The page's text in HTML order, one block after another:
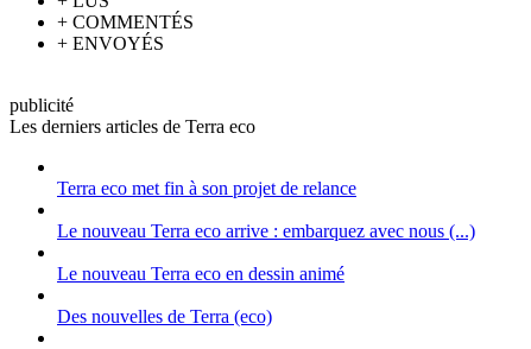
+ COMMENTÉS
+ ENVOYÉS
publicité
Les derniers articles de Terra eco
Terra eco met fin à son projet de relance
Le nouveau Terra eco arrive : embarquez avec nous (...)
Le nouveau Terra eco en dessin animé
Des nouvelles de Terra (eco)